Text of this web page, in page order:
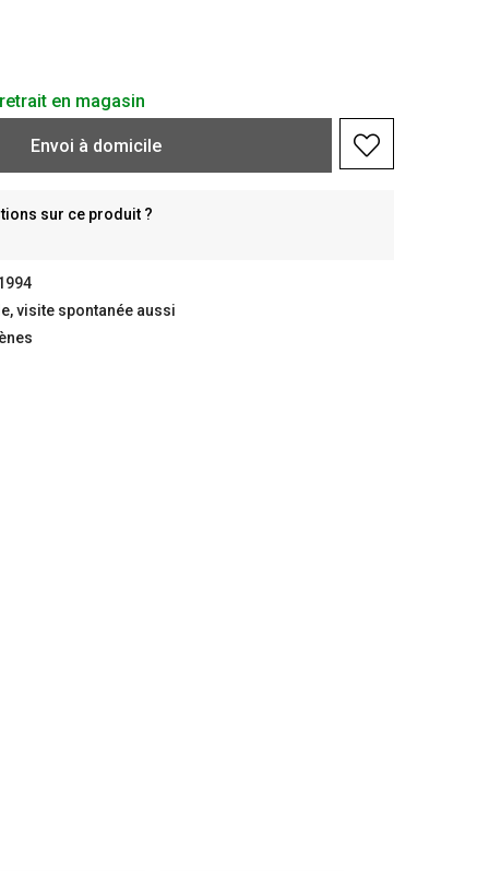
en magasin
Envoi à domicile
sur ce produit ?
visite spontanée aussi